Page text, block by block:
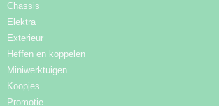
Chassis
Elektra
Exterieur
Heffen en koppelen
Miniwerktuigen
Koopjes
Promotie